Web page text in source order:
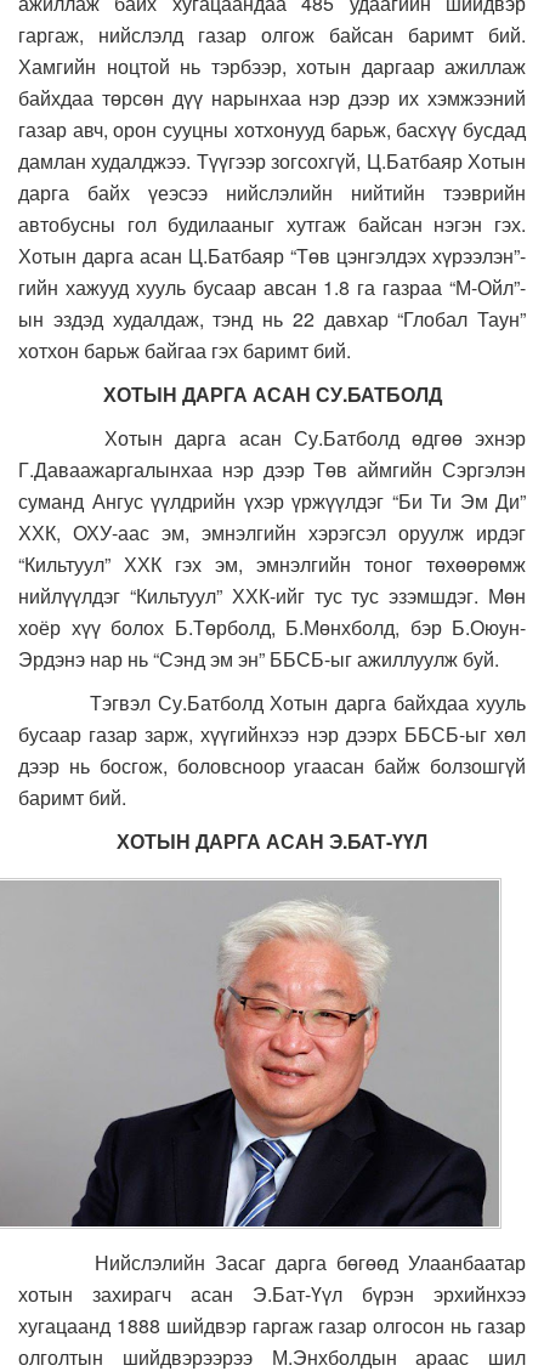
гаргаж, нийслэлд газар олгож байсан баримт бий.
Хамгийн ноцтой нь тэрбээр, хотын даргаар ажиллаж
байхдаа төрсөн дүү нарынхаа нэр дээр их хэмжээний
газар авч, орон сууцны хотхонууд барьж, басхүү бусдад
дамлан худалджээ. Түүгээр зогсохгүй, Ц.Батбаяр Хотын
дарга байх үеэсээ нийслэлийн нийтийн тээврийн
автобусны гол будилааныг хутгаж байсан нэгэн гэх.
Хотын дарга асан Ц.Батбаяр “Төв цэнгэлдэх хүрээлэн”-
гийн хажууд хууль бусаар авсан 1.8 га газраа “М-Ойл”-
ын эздэд худалдаж, тэнд нь 22 давхар “Глобал Таун”
хотхон барьж байгаа гэх баримт бий.
ХОТЫН ДАРГА АСАН СУ.БАТБОЛД
Хотын дарга асан Су.Батболд өдгөө эхнэр
Г.Даваажаргалынхаа нэр дээр Төв аймгийн Сэргэлэн
суманд Ангус үүлдрийн үхэр үржүүлдэг “Би Ти Эм Ди”
ХХК, ОХУ-аас эм, эмнэлгийн хэрэгсэл оруулж ирдэг
“Кильтуул” ХХК гэх эм, эмнэлгийн тоног төхөөрөмж
нийлүүлдэг “Кильтуул” ХХК-ийг тус тус эзэмшдэг. Мөн
хоёр хүү болох Б.Төрболд, Б.Мөнхболд, бэр Б.Оюун-
Эрдэнэ нар нь “Сэнд эм эн” ББСБ-ыг ажиллуулж буй.
Тэгвэл Су.Батболд Хотын дарга байхдаа хууль
бусаар газар зарж, хүүгийнхээ нэр дээрх ББСБ-ыг хөл
дээр нь босгож, боловсноор угаасан байж болзошгүй
баримт бий.
ХОТЫН ДАРГА АСАН Э.БАТ-ҮҮЛ
Нийслэлийн Засаг дарга бөгөөд Улаанбаатар
хотын захирагч асан Э.Бат-Үүл бүрэн эрхийнхээ
хугацаанд 1888 шийдвэр гаргаж газар олгосон нь газар
олголтын шийдвэрээрээ М.Энхболдын араас шил